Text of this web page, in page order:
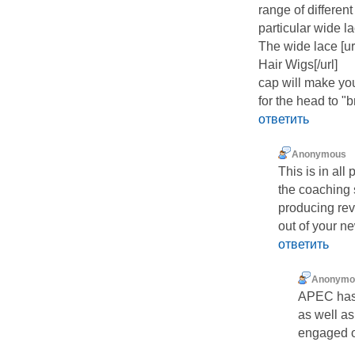
range of
particular wide
The wide lace
Hair Wigs[/url]
cap will make
for the head to
ответить
Anonymous
This is in all
the coaching
producing
out of your
ответить
APEC
as well as
engaged